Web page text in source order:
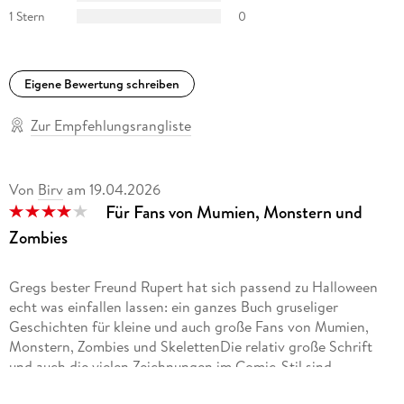
1 Stern
0
Eigene Bewertung schreiben
Zur Empfehlungsrangliste
Von Birv am 19.04.2026
Für Fans von Mumien, Monstern und
Zombies
Gregs bester Freund Rupert hat sich passend zu Halloween
echt was einfallen lassen: ein ganzes Buch gruseliger
Geschichten für kleine und auch große Fans von Mumien,
Monstern, Zombies und SkelettenDie relativ große Schrift
und auch die vielen Zeichnungen im Comic-Stil sind